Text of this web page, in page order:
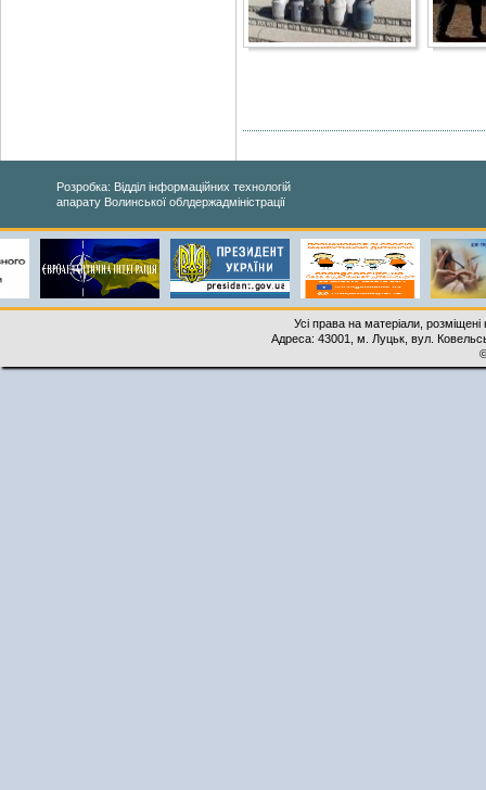
Розробка: Відділ інформаційних технологій
апарату Волинської облдержадміністрації
Усі права на матеріали,
Адреса: 43001, м. Луцьк, вул.